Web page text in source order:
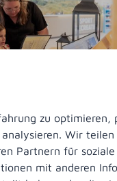
zu optimieren,
Wir
Partnern für
mit anderen